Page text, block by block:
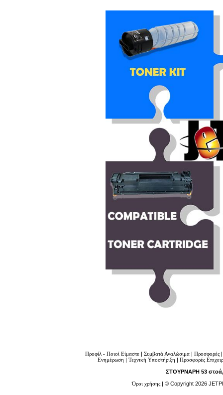
Προφίλ - Ποιοί Είμαστε | Συμβατά Αναλώσιμα | Προσφορές
Ενημέρωση | Τεχνική Υποστήριξη | Προσφορές
ΣΤΟΥΡΝΑΡΗ 53
Όροι χρήσης | © Copyright 2026